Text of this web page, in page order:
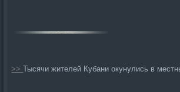
>>Тысячи жителей Кубани окунулись в